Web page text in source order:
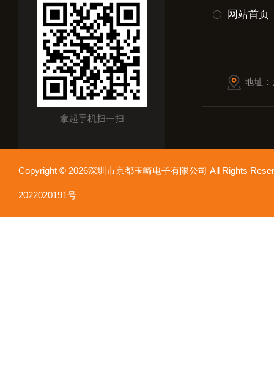
拿起手机扫一扫
网站首页
地址
Copyright © 2026深圳市京都玉崎电子有限公司 All Rights
2022020191号